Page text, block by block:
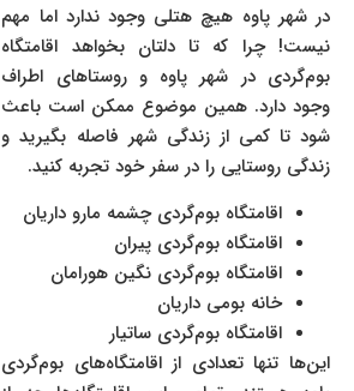
در شهر پاوه هیچ هتلی وجود ندارد اما مهم
نیست! چرا که تا دلتان بخواهد اقامتگاه
بوم‌گردی در شهر پاوه و روستاهای اطراف
وجود دارد. همین موضوع ممکن است باعث
شود تا کمی از زندگی شهر فاصله بگیرید و
زندگی روستایی را در سفر خود تجربه کنید.
اقامتگاه بوم‌گردی چشمه مارو داریان
اقامتگاه بوم‌گردی پیران
اقامتگاه بوم‌گردی نگین هورامان
خانه بومی داریان
اقامتگاه بوم‌گردی ساتیار
این‌ها تنها تعدادی از اقامتگاه‌های بوم‌گردی